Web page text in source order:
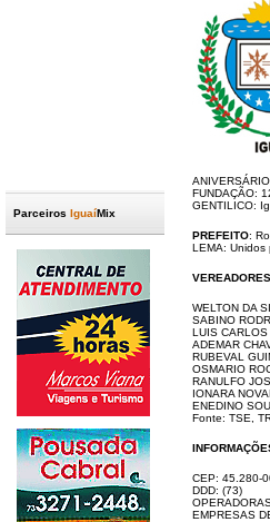
Parceiros IguaíMix
FUNDAÇÃO:
GENTILICO:
PREFEITO:
LEMA: Unidos
WELTON DA
SABINO
LUIS
ADEMAR
RUBEVAL
OSMARIO
RANULFO
IONARA
ENEDINO
Fonte: TSE,
CEP: 45.280-
DDD: (73)
EMPRESAS